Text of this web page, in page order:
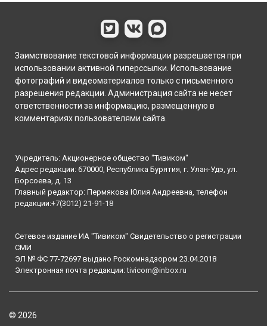
Заимствование текстовой информации разрешается при
использовании активной гиперссылки. Использование
фотографий и видеоматериалов только с письменного
разрешения редакции. Администрация сайта не несет
ответственности за информацию, размещенную в
комментариях пользователями сайта.
Учредитель: Акционерное общество "Тивиком"
Адрес редакции: 670000, Республика Бурятия, г. Улан-Удэ, ул.
Борсоева, д. 13
Главный редактор: Пермякова Юлия Андреевна, телефон
редакции:+7(3012) 21-91-18
Сетевое издание ИА "Тивиком" Свидетельство о регистрации
СМИ
ЭЛ № ФС 77-72697 выдано Роскомнадзором 23.04.2018
Электронная почта редакции:tivicom@inbox.ru
© 2026